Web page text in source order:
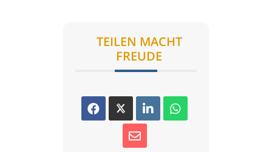
TEILEN MACHT
FREUDE